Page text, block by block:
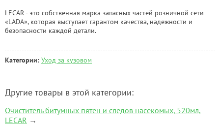
LECAR - это собственная марка запасных частей розничной сети
«LADA», которая выступает гарантом качества, надежности и
безопасности каждой детали.
Категории: Уход за кузовом
Другие товары в этой категории:
Очиститель битумных пятен и следов насекомых, 520мл,
LECAR →